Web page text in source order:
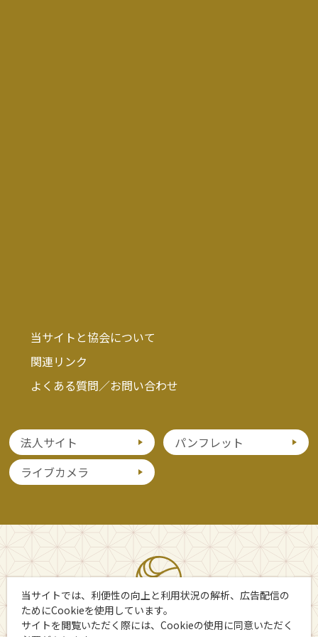
当サイトと協会について
関連リンク
よくある質問／お問い合わせ
法人サイト
パンフレット
ライブカメラ
当サイトでは、利便性の向上と利用状況の解析、広告配信の
ためにCookieを使用しています。
サイトを閲覧いただく際には、Cookieの使用に同意いただく